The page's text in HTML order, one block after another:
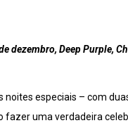
dezembro, Deep Purple,
noites especiais – com
fazer uma verdadeira